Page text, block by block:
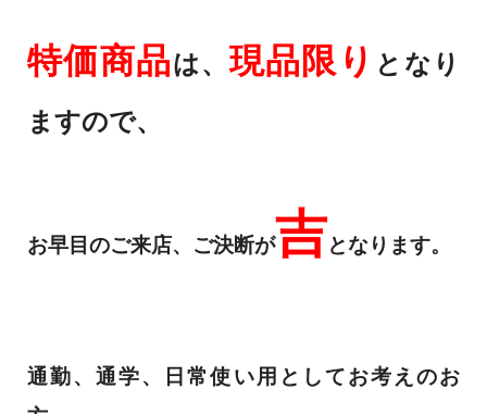
特価商品は、現品限り となり
ますので、
お早目のご来店、ご決断が吉となります。
通勤、通学、日常使い用としてお考えのお